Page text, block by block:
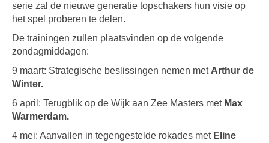
serie zal de nieuwe generatie topschakers hun visie op
het spel proberen te delen.
De trainingen zullen plaatsvinden op de volgende
zondagmiddagen:
9 maart: Strategische beslissingen nemen met Arthur de
Winter.
6 april: Terugblik op de Wijk aan Zee Masters met Max
Warmerdam.
4 mei: Aanvallen in tegengestelde rokades met Eline